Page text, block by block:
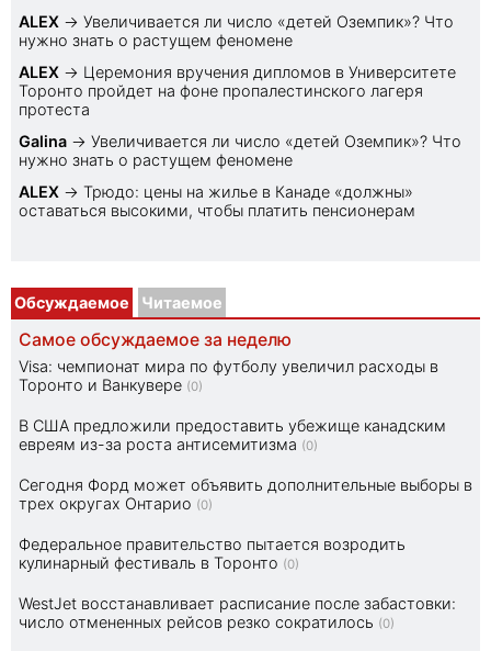
ALEX → Увеличивается ли число «детей Оземпик»? Что
нужно знать о растущем феномене
ALEX → Церемония вручения дипломов в Университете
Торонто пройдет на фоне пропалестинского лагеря
протеста
Galina → Увеличивается ли число «детей Оземпик»? Что
нужно знать о растущем феномене
ALEX → Трюдо: цены на жилье в Канаде «должны»
оставаться высокими, чтобы платить пенсионерам
Обсуждаемое Читаемое
Самое обсуждаемое за неделю
Visa: чемпионат мира по футболу увеличил расходы в
Торонто и Ванкувере (0)
В США предложили предоставить убежище канадским
евреям из-за роста антисемитизма (0)
Сегодня Форд может объявить дополнительные выборы в
трех округах Онтарио (0)
Федеральное правительство пытается возродить
кулинарный фестиваль в Торонто (0)
WestJet восстанавливает расписание после забастовки:
число отмененных рейсов резко сократилось (0)